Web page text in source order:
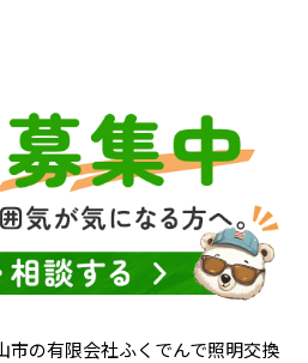
市の有限会社ふくでんで照明交換